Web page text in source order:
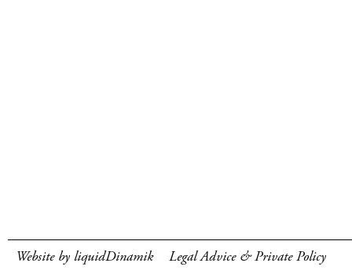
Website by liquidDinamik Legal Advice & Private Policy